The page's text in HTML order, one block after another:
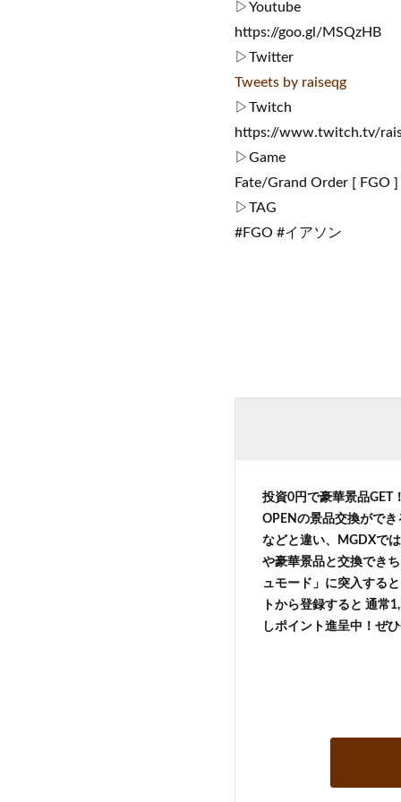
▷Youtube
https://goo.gl/MSQzHB
▷Twitter
Tweets by raiseqg
▷Twitch
https://www.twitch.tv/
▷Game
Fate/Grand Order [ FGO ]
▷TAG
#FGO #イアソン
投資0円で豪華景品GET
OPENの景品交換がで
などと違い、MGDXで
や豪華景品と交換でき
ュモード」に突入する
トから登録すると 通常
しポイント進呈中！ぜ